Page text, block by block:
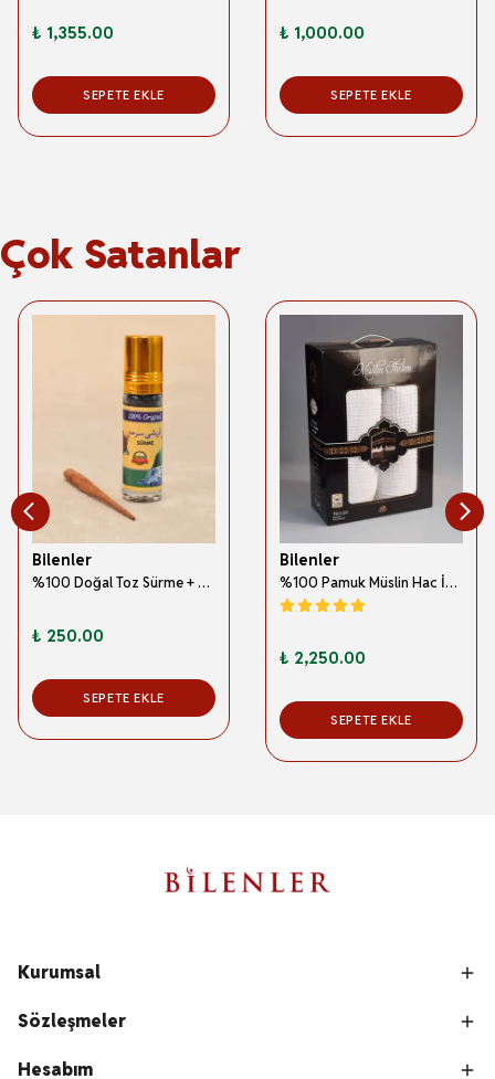
₺ 1,355.00
SEPETE EKLE
₺ 1,000.00
SEPETE EKLE
Çok Satanlar
Bilenler
%100 Doğal Toz Sürme + Ahşap Sürme Çubuğu | Geleneksel ve Orijinal Göz Sürmesi
₺ 250.00
SEPETE EKLE
Bilenler
%100 Pamuk Müslin Hac İhramı – Hafif; Dikişsiz ve Antibakteriyel
₺ 2,250.00
SEPETE EKLE
Kurumsal
Sözleşmeler
Hesabım